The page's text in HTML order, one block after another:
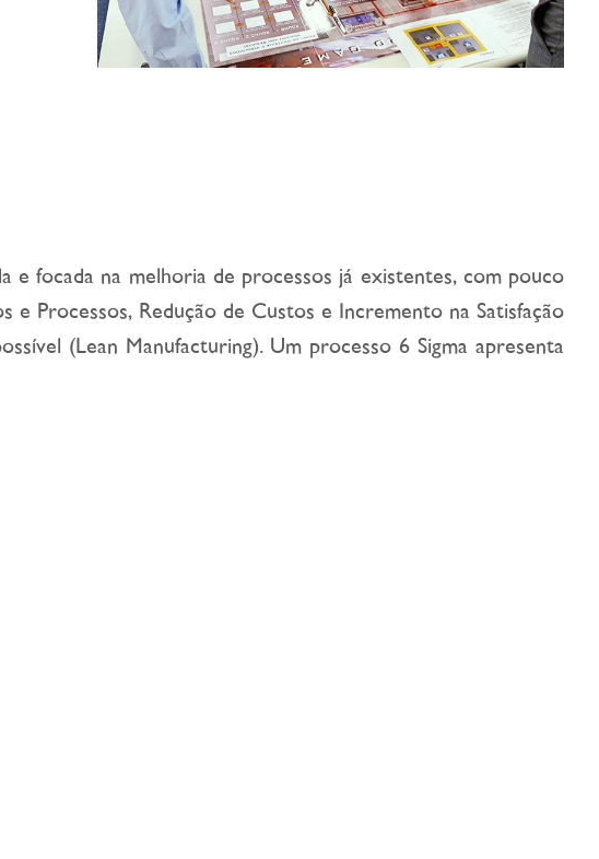
e focada na melhoria de processos já existentes, com pouco
Processos, Redução de Custos e Incremento na Satisfação
(Lean Manufacturing). Um processo 6 Sigma apresenta